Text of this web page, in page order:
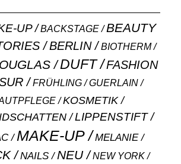
UP BACKSTAGE BEAUTY
BERLIN
BIOTHERM
DUFT
FASHION
FRÜHLING GUERLAIN
KOSMETIK
LIPPENSTIFT
MAKE-UP MELANIE
NAILS NEU NEW YORK